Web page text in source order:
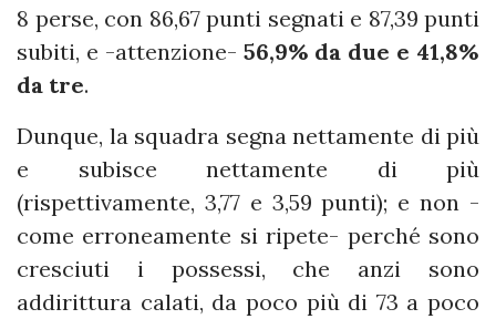
8 perse, con 86,67 punti segnati e 87,39 punti
subiti, e -attenzione- 56,9% da due e 41,8%
da tre.
Dunque, la squadra segna nettamente di più
e subisce nettamente di più
(rispettivamente, 3,77 e 3,59 punti); e non -
come erroneamente si ripete- perché sono
cresciuti i possessi, che anzi sono
addirittura calati, da poco più di 73 a poco